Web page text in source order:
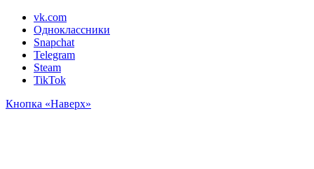
vk.com
Одноклассники
Snapchat
Telegram
Steam
TikTok
Кнопка «Наверх»